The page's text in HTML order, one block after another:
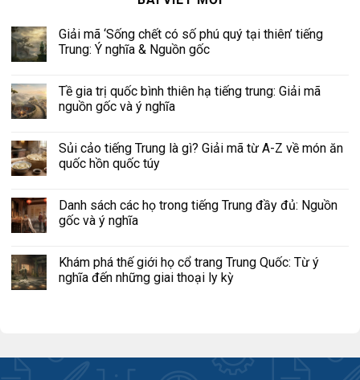
Giải mã ‘Sống chết có số phú quý tại thiên’ tiếng
Trung: Ý nghĩa & Nguồn gốc
Tề gia trị quốc bình thiên hạ tiếng trung: Giải mã
nguồn gốc và ý nghĩa
Sủi cảo tiếng Trung là gì? Giải mã từ A-Z về món ăn
quốc hồn quốc túy
Danh sách các họ trong tiếng Trung đầy đủ: Nguồn
gốc và ý nghĩa
Khám phá thế giới họ cổ trang Trung Quốc: Từ ý
nghĩa đến những giai thoại ly kỳ